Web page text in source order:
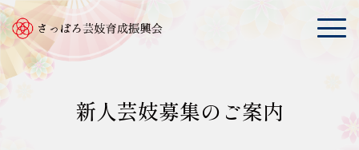
新人芸妓募集のご案内